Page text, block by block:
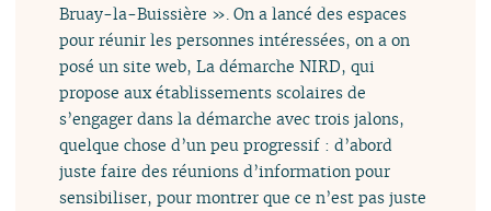
Bruay-la-Buissière ». On a lancé des espaces
pour réunir les personnes intéressées, on a on
posé un site web, La démarche NIRD, qui
propose aux établissements scolaires de
s’engager dans la démarche avec trois jalons,
quelque chose d’un peu progressif : d’abord
juste faire des réunions d’information pour
sensibiliser, pour montrer que ce n’est pas juste